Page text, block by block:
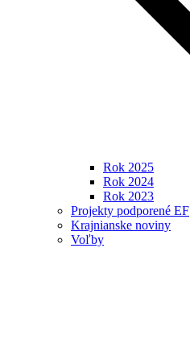
Rok 2025
Rok 2024
Rok 2023
Projekty podporené EF
Krajnianske noviny
Voľby